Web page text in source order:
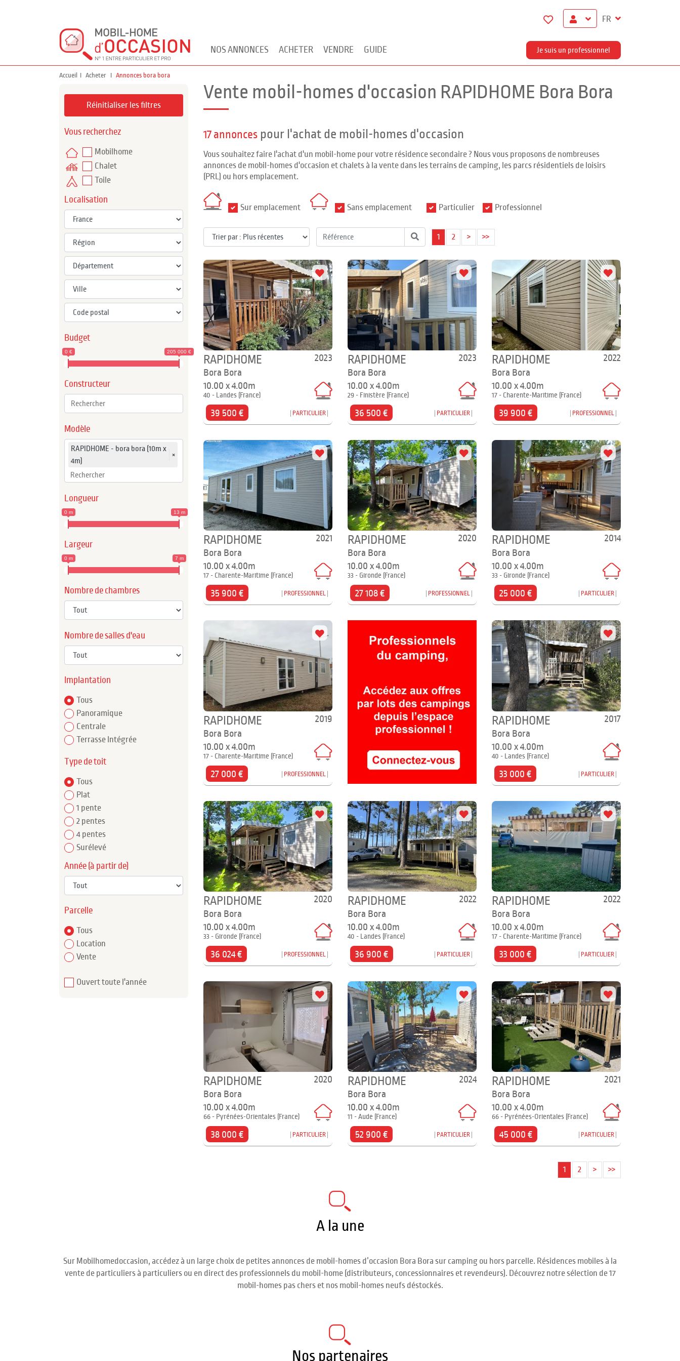
FR
NOS ANNONCES ACHETER VENDRE GUIDE Je suis un professionnel
Accueil Acheter Annonces bora bora
Réinitialiser les filtres
Vous recherchez
Mobilhome
Chalet
Toile
Localisation
Budget
0 € 205 000 €
Constructeur
Modèle
RAPIDHOME - bora bora (10m x
4m)
×
Longueur
0 m 13 m
Largeur
0 m 7 m
Nombre de chambres
Nombre de salles d'eau
Implantation
Tous
Panoramique
Centrale
Terrasse Intégrée
Type de toit
Tous
Plat
1 pente
2 pentes
4 pentes
Surélevé
Année (à partir de)
Parcelle
Tous
Location
Vente
Ouvert toute l'année
Vente mobil-homes d'occasion RAPIDHOME Bora Bora
17 annonces pour l'achat de mobil-homes d'occasion
Vous souhaitez faire l'achat d'un mobil-home pour votre résidence secondaire ? Nous vous proposons de nombreuses
annonces de mobil-homes d'occasion et chalets à la vente dans les terrains de camping, les parcs résidentiels de loisirs
(PRL) ou hors emplacement.
Sur emplacement Sans emplacement Particulier Professionnel
1 2 > >>
2023
RAPIDHOME
Bora Bora
10.00 x 4.00m
40 - Landes (France)
39 500 € PARTICULIER
2023
RAPIDHOME
Bora Bora
10.00 x 4.00m
29 - Finistère (France)
36 500 € PARTICULIER
2022
RAPIDHOME
Bora Bora
10.00 x 4.00m
17 - Charente-Maritime (France)
39 900 € PROFESSIONNEL
2021
RAPIDHOME
Bora Bora
10.00 x 4.00m
17 - Charente-Maritime (France)
35 900 € PROFESSIONNEL
2020
RAPIDHOME
Bora Bora
10.00 x 4.00m
33 - Gironde (France)
27 108 € PROFESSIONNEL
2014
RAPIDHOME
Bora Bora
10.00 x 4.00m
33 - Gironde (France)
25 000 € PARTICULIER
2019
RAPIDHOME
Bora Bora
10.00 x 4.00m
17 - Charente-Maritime (France)
27 000 € PROFESSIONNEL
2017
RAPIDHOME
Bora Bora
10.00 x 4.00m
40 - Landes (France)
33 000 € PARTICULIER
2020
RAPIDHOME
Bora Bora
10.00 x 4.00m
33 - Gironde (France)
36 024 € PROFESSIONNEL
2022
RAPIDHOME
Bora Bora
10.00 x 4.00m
40 - Landes (France)
36 900 € PARTICULIER
2022
RAPIDHOME
Bora Bora
10.00 x 4.00m
17 - Charente-Maritime (France)
33 000 € PARTICULIER
2020
RAPIDHOME
Bora Bora
10.00 x 4.00m
66 - Pyrénées-Orientales (France)
38 000 € PARTICULIER
2024
RAPIDHOME
Bora Bora
10.00 x 4.00m
11 - Aude (France)
52 900 € PARTICULIER
2021
RAPIDHOME
Bora Bora
10.00 x 4.00m
66 - Pyrénées-Orientales (France)
45 000 € PARTICULIER
1 2 > >>
A la une
Sur Mobilhomedoccasion, accédez à un large choix de petites annonces de mobil-homes d’occasion Bora Bora sur camping ou hors parcelle. Résidences mobiles à la
vente de particuliers à particuliers ou en direct des professionnels du mobil-home (distributeurs, concessionnaires et revendeurs). Découvrez notre sélection de 17
mobil-homes pas chers et nos mobil-homes neufs déstockés.
Nos partenaires